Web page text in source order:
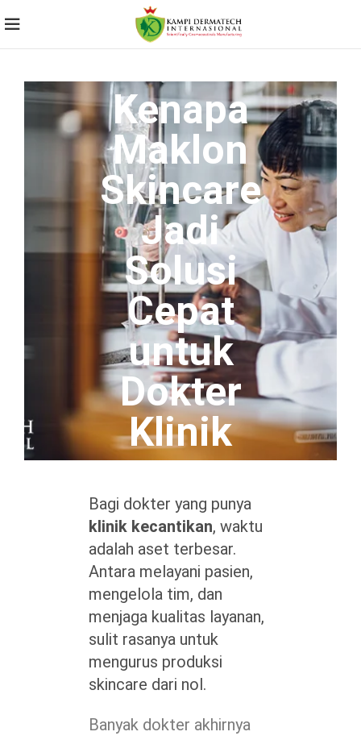
Kenapa
Maklon
Skincare
Jadi
Solusi
Cepat
untuk
Dokter
Klinik
Bagi dokter yang punya
klinik kecantikan, waktu
adalah aset terbesar.
Antara melayani pasien,
mengelola tim, dan
menjaga kualitas layanan,
sulit rasanya untuk
mengurus produksi
skincare dari nol.
Banyak dokter akhirnya